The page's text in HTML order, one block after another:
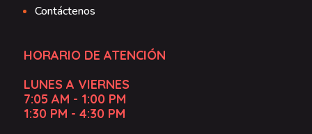
Contáctenos
HORARIO DE ATENCIÓN
LUNES A VIERNES
7:05 AM - 1:00 PM
1:30 PM - 4:30 PM